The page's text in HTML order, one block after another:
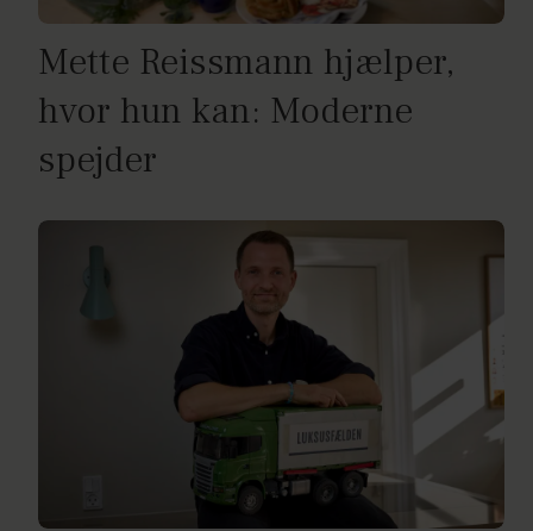
Mette Reissmann hjælper,
hvor hun kan: Moderne
spejder